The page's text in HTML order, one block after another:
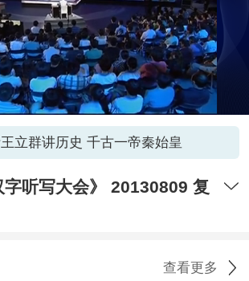
立群讲历史 千古一帝秦始皇
字听写大会》 20130809 复
查看更多